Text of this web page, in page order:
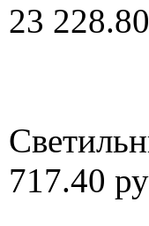
23
717.40